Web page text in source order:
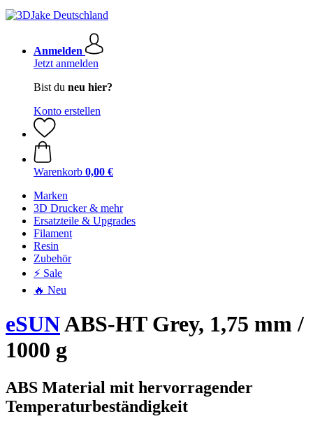
Anmelden
Jetzt anmelden
Bist du neu hier?
Konto erstellen
Warenkorb 0,00 €
Marken
3D Drucker & mehr
Ersatzteile & Upgrades
Filament
Resin
Zubehör
⚡ Sale
🔥 Neu
eSUNABS-HT Grey, 1,75 mm /
1000 g
ABS Material mit hervorragender
Temperaturbeständigkeit